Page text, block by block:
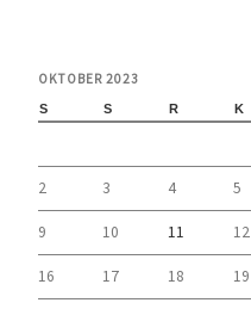
OKTOBER 2023
S S R K
2 3 4 5
9 10 11 12
16 17 18 19